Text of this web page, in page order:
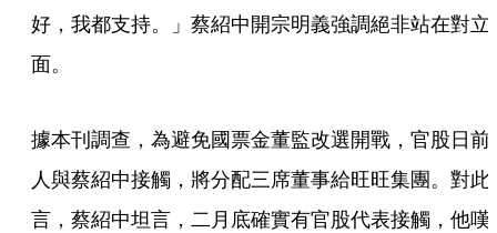
好，我都支持。」蔡紹中開宗明義強調絕非站在對立
面。
據本刊調查，為避免國票金董監改選開戰，官股日前
人與蔡紹中接觸，將分配三席董事給旺旺集團。對此
言，蔡紹中坦言，二月底確實有官股代表接觸，他嘆